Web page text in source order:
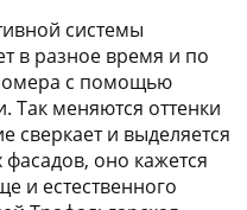
системы
в разное время и по
с помощью
Так меняются оттенки
сверкает и выделяется
оно кажется
и естественного